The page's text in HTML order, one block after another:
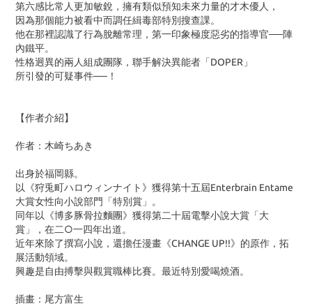
第六感比常人更加敏銳，擁有類似預知未來力量的才木優人，
因為那個能力被看中而調任緝毒部特別搜查課。
他在那裡認識了行為脫離常理，第一印象極度惡劣的指導官──陣
內鐵平。
性格迥異的兩人組成團隊，聯手解決異能者「DOPER」
所引發的可疑事件──！
【作者介紹】
作者：木崎ちあき
出身於福岡縣。
以《狩兎町ハロウィンナイト》獲得第十五屆Enterbrain Entame
大賞女性向小說部門「特別賞」。
同年以《博多豚骨拉麵團》獲得第二十屆電擊小說大賞「大
賞」，在二○一四年出道。
近年來除了撰寫小說，還擔任漫畫《CHANGE UP!!》的原作，拓
展活動領域。
興趣是自由搏擊與觀賞職棒比賽。最近特別愛喝燒酒。
插畫：尾方富生